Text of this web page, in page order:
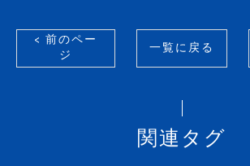
< 前のペー
ジ
一覧に戻る
関連タグ